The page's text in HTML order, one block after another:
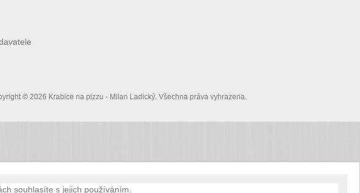
© 2026 Krabice na pizzu - Milan Ladický. Všechna práva vyhrazena.
souhlasíte s jejich používáním.